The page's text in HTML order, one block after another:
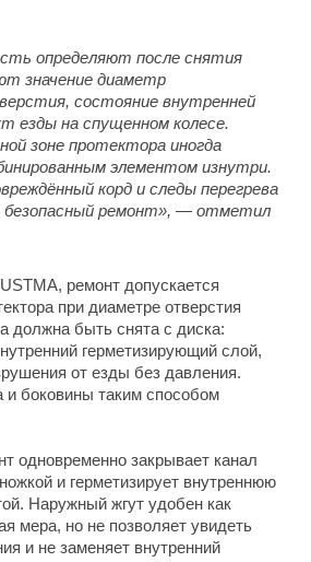
определяют после снятия
значение диаметр
состояние внутренней
езды на спущенном колесе.
зоне протектора иногда
элементом изнутри.
корд и следы перегрева
безопасный ремонт», — отметил
ремонт допускается
при диаметре отверстия
должна быть снята с диска:
герметизирующий слой,
от езды без давления.
и боковины таким способом
одновременно закрывает канал
и герметизирует внутреннюю
Наружный жгут удобен как
мера, но не позволяет увидеть
и не заменяет внутренний